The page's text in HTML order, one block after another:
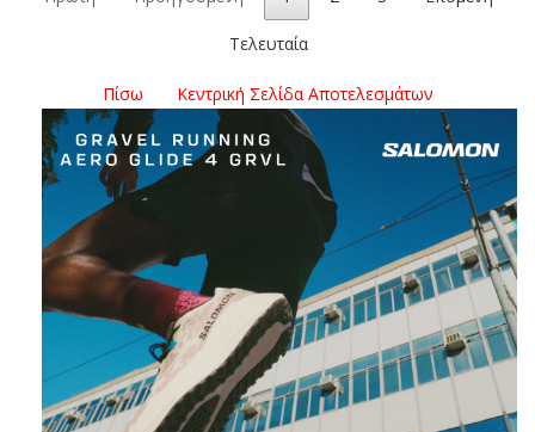
Τελευταία
Πίσω Κεντρική Σελίδα Αποτελεσμάτων